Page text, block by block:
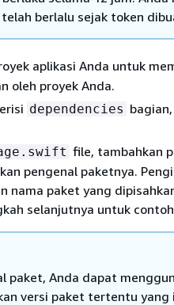
berlalu sejak token
aplikasi Anda untuk
oleh proyek Anda.
dependencies
file, tambahkan
pengenal paketnya.
nama paket yang
selanjutnya untuk
paket, Anda dapat
versi paket tertentu yang